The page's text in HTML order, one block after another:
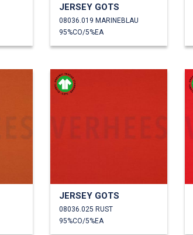
JERSEY GOTS
08036.019 MARINEBLAU
95%CO/5%EA
JERSEY GOTS
08036.025 RUST
95%CO/5%EA